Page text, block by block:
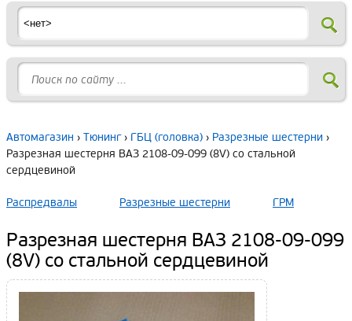
Автомагазин › Тюнинг› ГБЦ (головка) › Разрезные шестерни ›
Разрезная шестерня ВАЗ 2108-09-099 (8V) со стальной
сердцевиной
Распредвалы Разрезные шестерни ГРМ
Разрезная шестерня ВАЗ 2108-09-099
(8V) со стальной сердцевиной